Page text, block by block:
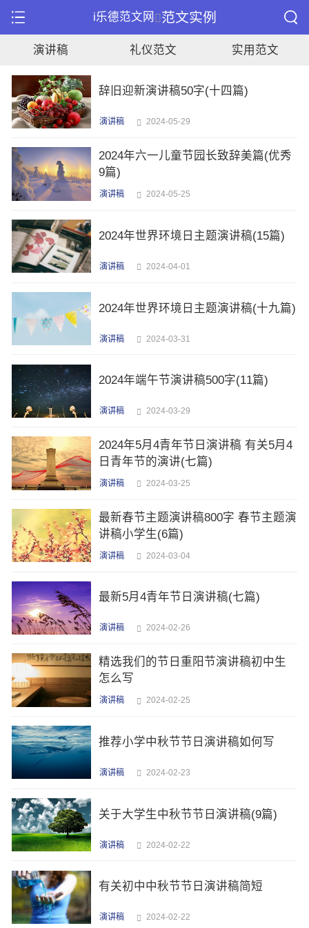
i乐德范文网 范文实例
演讲稿 礼仪范文 实用范文
辞旧迎新演讲稿50字(十四篇)
演讲稿 2024-05-29
2024年六一儿童节园长致辞美篇(优秀
9篇)
演讲稿 2024-05-25
2024年世界环境日主题演讲稿(15篇)
演讲稿 2024-04-01
2024年世界环境日主题演讲稿(十九篇)
演讲稿 2024-03-31
2024年端午节演讲稿500字(11篇)
演讲稿 2024-03-29
2024年5月4青年节日演讲稿 有关5月4
日青年节的演讲(七篇)
演讲稿 2024-03-25
最新春节主题演讲稿800字 春节主题演
讲稿小学生(6篇)
演讲稿 2024-03-04
最新5月4青年节日演讲稿(七篇)
演讲稿 2024-02-26
精选我们的节日重阳节演讲稿初中生
怎么写
演讲稿 2024-02-25
推荐小学中秋节节日演讲稿如何写
演讲稿 2024-02-23
关于大学生中秋节节日演讲稿(9篇)
演讲稿 2024-02-22
有关初中中秋节节日演讲稿简短
演讲稿 2024-02-22